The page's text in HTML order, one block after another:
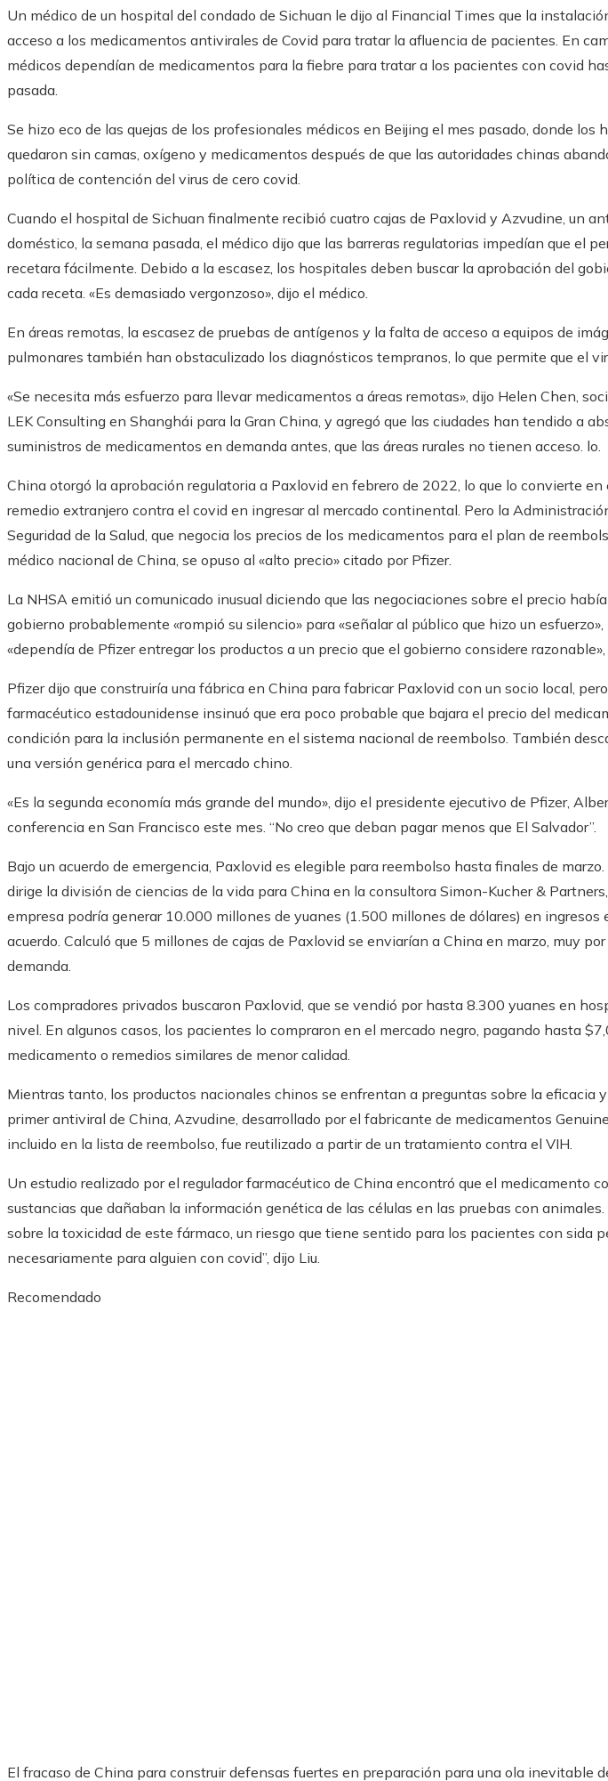
Un médico de un hospital del condado de Sichuan le dijo al Financial Times que la
acceso a los medicamentos antivirales de Covid para tratar la afluencia de pacientes. En
médicos dependían de medicamentos para la fiebre para tratar a los pacientes con covid
pasada.
Se hizo eco de las quejas de los profesionales médicos en Beijing el mes pasado, donde los
quedaron sin camas, oxígeno y medicamentos después de que las autoridades chinas
política de contención del virus de cero covid.
Cuando el hospital de Sichuan finalmente recibió cuatro cajas de Paxlovid y Azvudine, un
doméstico, la semana pasada, el médico dijo que las barreras regulatorias impedían que el
recetara fácilmente. Debido a la escasez, los hospitales deben buscar la aprobación del
cada receta. «Es demasiado vergonzoso», dijo el médico.
En áreas remotas, la escasez de pruebas de antígenos y la falta de acceso a equipos de
pulmonares también han obstaculizado los diagnósticos tempranos, lo que permite que el
«Se necesita más esfuerzo para llevar medicamentos a áreas remotas», dijo Helen Chen,
LEK Consulting en Shanghái para la Gran China, y agregó que las ciudades han tendido a
suministros de medicamentos en demanda antes, que las áreas rurales no tienen acceso. lo.
China otorgó la aprobación regulatoria a Paxlovid en febrero de 2022, lo que lo convierte en
remedio extranjero contra el covid en ingresar al mercado continental. Pero la
Seguridad de la Salud, que negocia los precios de los medicamentos para el plan de
médico nacional de China, se opuso al «alto precio» citado por Pfizer.
La NHSA emitió un comunicado inusual diciendo que las negociaciones sobre el precio
gobierno probablemente «rompió su silencio» para «señalar al público que hizo un esfuerzo»,
«dependía de Pfizer entregar los productos a un precio que el gobierno considere razonable»,
Pfizer dijo que construiría una fábrica en China para fabricar Paxlovid con un socio local,
farmacéutico estadounidense insinuó que era poco probable que bajara el precio del
condición para la inclusión permanente en el sistema nacional de reembolso. También
una versión genérica para el mercado chino.
«Es la segunda economía más grande del mundo», dijo el presidente ejecutivo de Pfizer,
conferencia en San Francisco este mes. “No creo que deban pagar menos que El Salvador”.
Bajo un acuerdo de emergencia, Paxlovid es elegible para reembolso hasta finales de marzo.
dirige la división de ciencias de la vida para China en la consultora Simon-Kucher &
empresa podría generar 10.000 millones de yuanes (1.500 millones de dólares) en ingresos
acuerdo. Calculó que 5 millones de cajas de Paxlovid se enviarían a China en marzo, muy
demanda.
Los compradores privados buscaron Paxlovid, que se vendió por hasta 8.300 yuanes en
nivel. En algunos casos, los pacientes lo compraron en el mercado negro, pagando hasta
medicamento o remedios similares de menor calidad.
Mientras tanto, los productos nacionales chinos se enfrentan a preguntas sobre la eficacia y
primer antiviral de China, Azvudine, desarrollado por el fabricante de medicamentos
incluido en la lista de reembolso, fue reutilizado a partir de un tratamiento contra el VIH.
Un estudio realizado por el regulador farmacéutico de China encontró que el medicamento
sustancias que dañaban la información genética de las células en las pruebas con animales.
sobre la toxicidad de este fármaco, un riesgo que tiene sentido para los pacientes con sida
necesariamente para alguien con covid”, dijo Liu.
Recomendado
El fracaso de China para construir defensas fuertes en preparación para una ola inevitable